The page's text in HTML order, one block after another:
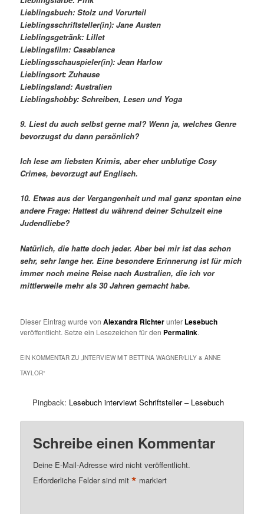
Lieblingsbuch: Stolz und Vorurteil
Lieblingsschriftsteller(in): Jane Austen
Lieblingsgetränk: Lillet
Lieblingsfilm: Casablanca
Lieblingsschauspieler(in): Jean Harlow
Lieblingsort: Zuhause
Lieblingsland: Australien
Lieblingshobby: Schreiben, Lesen und Yoga
9. Liest du auch selbst gerne mal? Wenn ja, welches Genre
bevorzugst du dann persönlich?
Ich lese am liebsten Krimis, aber eher unblutige Cosy
Crimes, bevorzugt auf Englisch.
10. Etwas aus der Vergangenheit und mal ganz spontan eine
andere Frage: Hattest du während deiner Schulzeit eine
Judendliebe?
Natürlich, die hatte doch jeder. Aber bei mir ist das schon
sehr, sehr lange her. Eine besondere Erinnerung ist für mich
immer noch meine Reise nach Australien, die ich vor
mittlerweile mehr als 30 Jahren gemacht habe.
Dieser Eintrag wurde vonAlexandra Richterunter Lesebuch
veröffentlicht. Setze ein Lesezeichen für den Permalink.
EIN KOMMENTAR ZU „INTERVIEW MIT BETTINA WAGNER/LILY & ANNE
TAYLOR“
Pingback: Lesebuch interviewt Schriftsteller – Lesebuch
Schreibe einen Kommentar
Deine E-Mail-Adresse wird nicht veröffentlicht.
Erforderliche Felder sind mit* markiert